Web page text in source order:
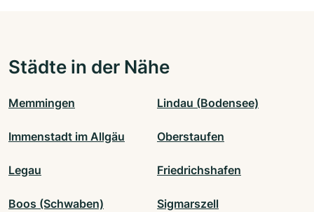
Städte in der Nähe
Memmingen Lindau (Bodensee)
Immenstadt im Allgäu Oberstaufen
Legau Friedrichshafen
Boos (Schwaben) Sigmarszell